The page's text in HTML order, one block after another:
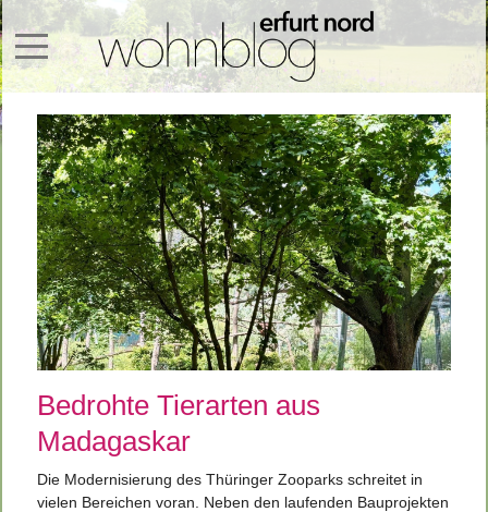
Mobile Menu Toggle
Bedrohte Tierarten aus
Madagaskar
Die Modernisierung des Thüringer Zooparks schreitet in
vielen Bereichen voran. Neben den laufenden Bauprojekten